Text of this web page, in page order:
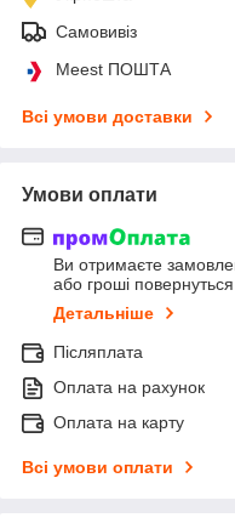
Самовивіз
Meest ПОШТА
Всі умови доставки
Умови оплати
Ви отримаєте
або гроші
Детальніше
Післяплата
Оплата на рахунок
Оплата на карту
Всі умови оплати